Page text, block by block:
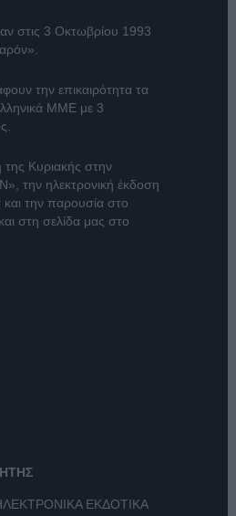
στις 3 Οκτωβρίου 1993
την επικαιρότητα τα
ΜΜΕ με 3
Κυριακής στην
, την ηλεκτρονική έκδοση
και την παρουσία στο
και στη σελίδα μας στο
ΕΚΔΟΤΙΚΑ